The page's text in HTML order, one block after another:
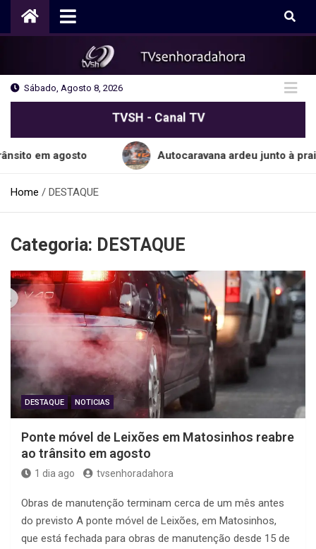
Sábado, Agosto 8, 2026
TVSH - Canal TV
Autocaravana ardeu junto à praia do Cabo
Home DESTAQUE
Categoria: DESTAQUE
DESTAQUE NOTICIAS
Ponte móvel de Leixões em Matosinhos reabre
ao trânsito em agosto
1 dia ago tvsenhoradahora
Obras de manutenção terminam cerca de um mês antes
do previsto A ponte móvel de Leixões, em Matosinhos,
que está fechada para obras de manutenção desde 15 de